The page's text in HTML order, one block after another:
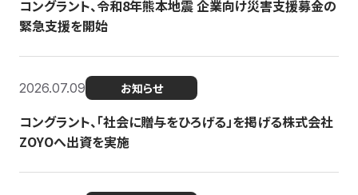
コングラント、令和8年熊本地震 企業向け災害支援募金の
緊急支援を開始
2026.07.09 お知らせ
コングラント、「社会に贈与をひろげる」を掲げる株式会社
ZOYOへ出資を実施